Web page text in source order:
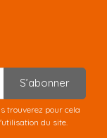
S’abonner
trouverez pour cela
du site.